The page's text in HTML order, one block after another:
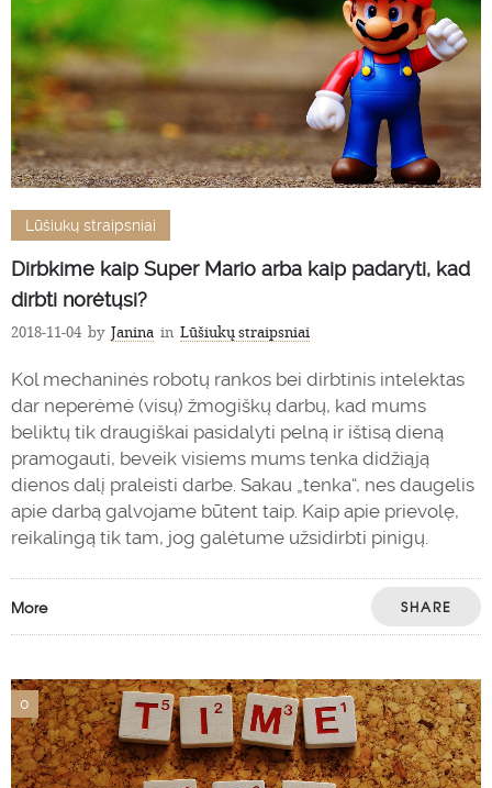
Lūšiukų straipsniai
Dirbkime kaip Super Mario arba kaip padaryti, kad
dirbti norėtųsi?
2018-11-04 by Janina in Lūšiukų straipsniai
Kol mechaninės robotų rankos bei dirbtinis intelektas
dar neperėmė (visų) žmogiškų darbų, kad mums
beliktų tik draugiškai pasidalyti pelną ir ištisą dieną
pramogauti, beveik visiems mums tenka didžiąją
dienos dalį praleisti darbe. Sakau „tenka“, nes daugelis
apie darbą galvojame būtent taip. Kaip apie prievolę,
reikalingą tik tam, jog galėtume užsidirbti pinigų.
More SHARE
0